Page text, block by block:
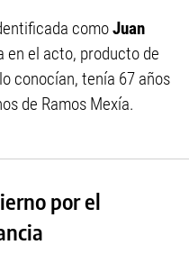
comoJuan
en el acto, producto de
conocían, tenía 67 años
de Ramos Mexía.
por el